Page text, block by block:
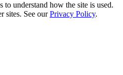
to understand how the site is used.
sites. See ourPrivacy Policy.